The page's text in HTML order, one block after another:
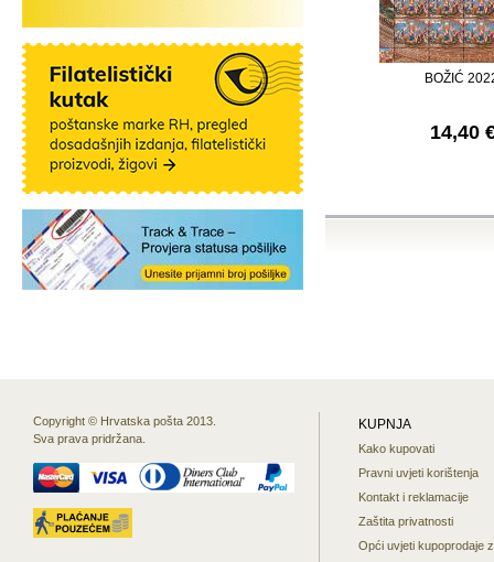
BOŽIĆ
14,40
Copyright © Hrvatska pošta 2013.
Sva prava pridržana.
KUPNJA
Kako kupovati
Pravni uvjeti korištenja
Kontakt i reklamacije
Zaštita privatnosti
Opći uvjeti kupoprodaje